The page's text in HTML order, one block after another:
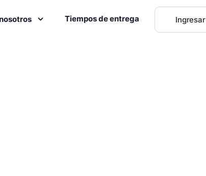
Tiempos de entrega Ingresar